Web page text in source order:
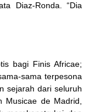
Diaz-Ronda. “Dia
bagi Finis Africae;
sama terpesona
sejarah dari seluruh
Musicae de Madrid,